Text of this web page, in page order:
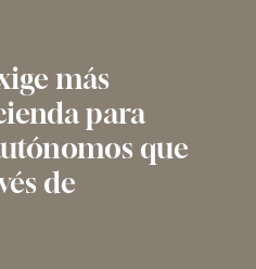
más
para
que
de